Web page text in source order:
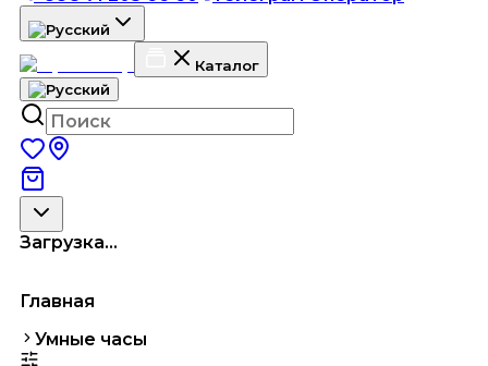
Каталог
Загрузка...
Главная
Умные часы